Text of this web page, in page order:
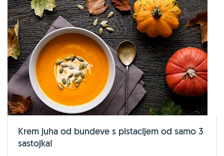
Krem juha od bundeve s pistacijem od samo 3
sastojka!